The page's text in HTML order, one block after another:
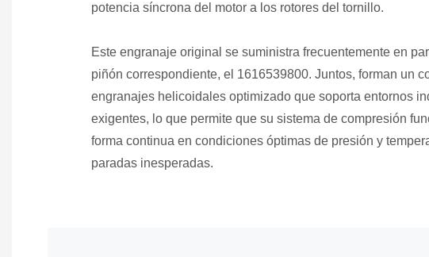
potencia síncrona del motor a los rotores del tornillo.
Este engranaje original se suministra frecuentemente en
piñón correspondiente, el 1616539800. Juntos, forman un
engranajes helicoidales optimizado que soporta entornos
exigentes, lo que permite que su sistema de compresión
forma continua en condiciones óptimas de presión y
paradas inesperadas.